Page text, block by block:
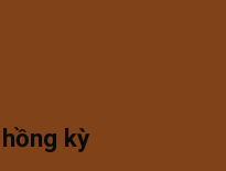
kỳ